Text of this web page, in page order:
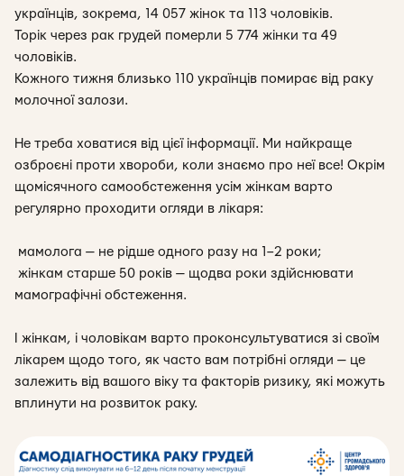
українців, зокрема, 14 057 жінок та 113 чоловіків.
Торік через рак грудей померли 5 774 жінки та 49
чоловіків.
Кожного тижня близько 110 українців помирає від раку
молочної залози.
Не треба ховатися від цієї інформації. Ми найкраще
озброєні проти хвороби, коли знаємо про неї все! Окрім
щомісячного самообстеження усім жінкам варто
регулярно проходити огляди в лікаря:
мамолога — не рідше одного разу на 1–2 роки;
жінкам старше 50 років — щодва роки здійснювати
мамографічні обстеження.
І жінкам, і чоловікам варто проконсультуватися зі своїм
лікарем щодо того, як часто вам потрібні огляди — це
залежить від вашого віку та факторів ризику, які можуть
вплинути на розвиток раку.